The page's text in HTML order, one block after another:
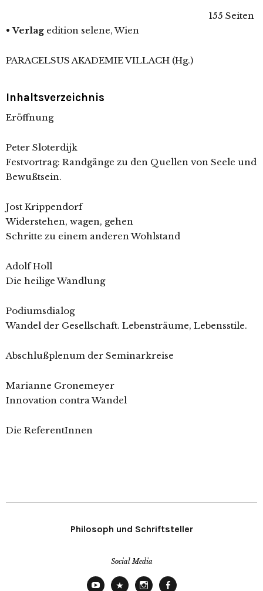
155 Seiten
• Verlag edition selene, Wien
PARACELSUS AKADEMIE VILLACH (Hg.)
Inhaltsverzeichnis
Eröffnung
Peter Sloterdijk
Festvortrag: Randgänge zu den Quellen von Seele und
Bewußtsein.
Jost Krippendorf
Widerstehen, wagen, gehen
Schritte zu einem anderen Wohlstand
Adolf Holl
Die heilige Wandlung
Podiumsdialog
Wandel der Gesellschaft. Lebensträume, Lebensstile.
Abschlußplenum der Seminarkreise
Marianne Gronemeyer
Innovation contra Wandel
Die ReferentInnen
Philosoph und Schriftsteller
Social Media